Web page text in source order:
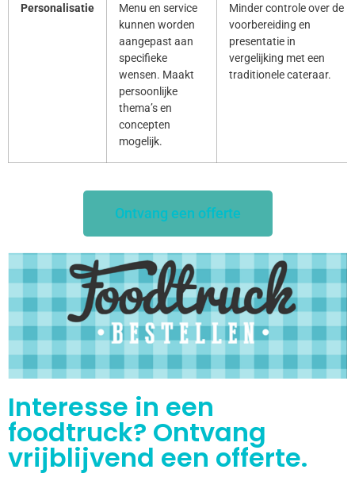
Personalisatie
Menu en service
kunnen worden
aangepast aan
specifieke
wensen. Maakt
persoonlijke
thema’s en
concepten
mogelijk.
Minder controle over de
voorbereiding en
presentatie in
vergelijking met een
traditionele cateraar.
Ontvang een offerte
Interesse in een
foodtruck? Ontvang
vrijblijvend een offerte.